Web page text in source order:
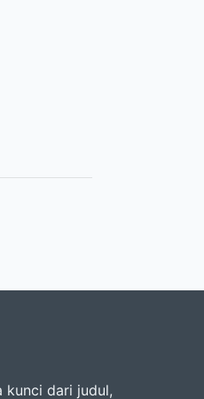
kunci dari judul,